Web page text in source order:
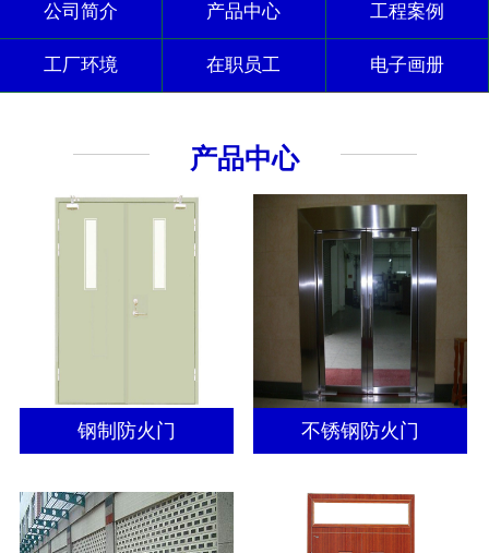
公司简介 产品中心 工程案例
工厂环境 在职员工 电子画册
产品中心
钢制防火门 不锈钢防火门